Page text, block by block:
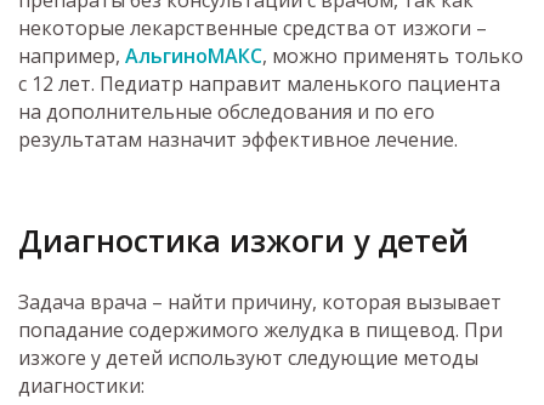
некоторые лекарственные средства от изжоги –
например, АльгиноМАКС, можно применять только
с 12 лет. Педиатр направит маленького пациента
на дополнительные обследования и по его
результатам назначит эффективное лечение.
Диагностика изжоги у детей
Задача врача – найти причину, которая вызывает
попадание содержимого желудка в пищевод. При
изжоге у детей используют следующие методы
диагностики: